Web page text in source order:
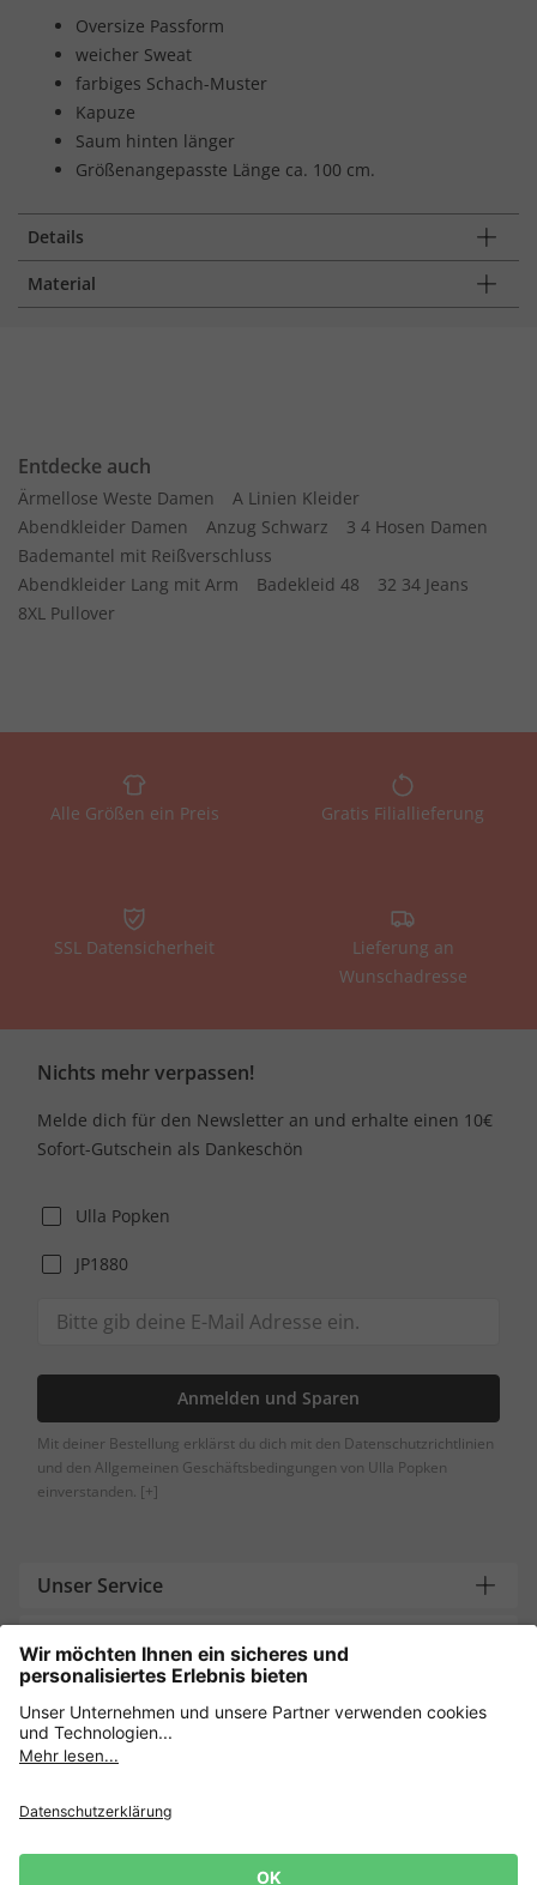
Oversize Passform
weicher Sweat
farbiges Schach-Muster
Kapuze
Saum hinten länger
Größenangepasste Länge ca. 100 cm.
Details
Material
Entdecke auch
Ärmellose Weste Damen
A Linien Kleider
Abendkleider Damen
Anzug Schwarz
3 4 Hosen Damen
Bademantel mit Reißverschluss
Abendkleider Lang mit Arm
Badekleid 48
32 34 Jeans
8XL Pullover
Alle Größen ein Preis Gratis Filiallieferung
SSL Datensicherheit
Lieferung an
Wunschadresse
Nichts mehr verpassen!
Melde dich für den Newsletter an und erhalte einen 10€
Sofort-Gutschein als Dankeschön
Ulla Popken
JP1880
Anmelden und Sparen
Mit deiner Bestellung erklärst du dich mit den Datenschutzrichtlinien
und den Allgemeinen Geschäftsbedingungen von Ulla Popken
einverstanden. [+]
Unser Service
Brauchst du Hilfe?
AGB